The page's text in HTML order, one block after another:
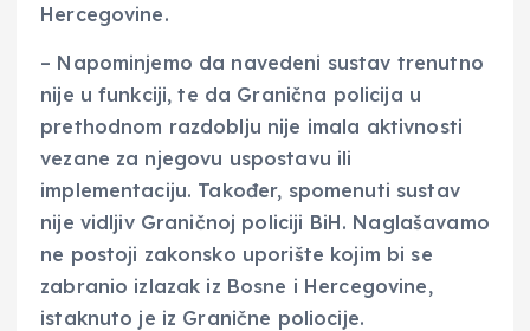
Hercegovine.
– Napominjemo da navedeni sustav trenutno
nije u funkciji, te da Granična policija u
prethodnom razdoblju nije imala aktivnosti
vezane za njegovu uspostavu ili
implementaciju. Također, spomenuti sustav
nije vidljiv Graničnoj policiji BiH. Naglašavamo
ne postoji zakonsko uporište kojim bi se
zabranio izlazak iz Bosne i Hercegovine,
istaknuto je iz Granične poliocije.